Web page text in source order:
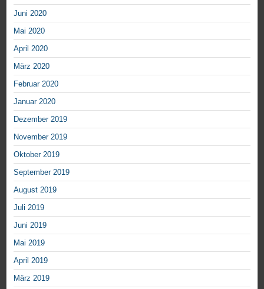
Juni 2020
Mai 2020
April 2020
März 2020
Februar 2020
Januar 2020
Dezember 2019
November 2019
Oktober 2019
September 2019
August 2019
Juli 2019
Juni 2019
Mai 2019
April 2019
März 2019